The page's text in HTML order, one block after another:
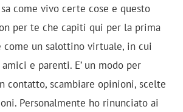
come vivo certe cose e questo
per te che capiti qui per la prima
come un salottino virtuale, in cui
e parenti. E’ un modo per
contatto, scambiare opinioni, scelte
Personalmente ho rinunciato ai